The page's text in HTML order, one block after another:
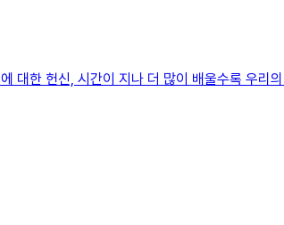
대한 헌신, 시간이 지나 더 많이 배울수록 우